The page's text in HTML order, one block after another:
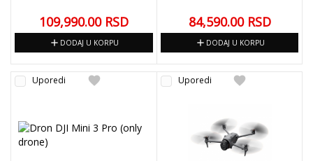
109,990.00 RSD
add DODAJ U KORPU
84,590.00 RSD
add DODAJ U KORPU
favorite
Uporedi favorite
Uporedi